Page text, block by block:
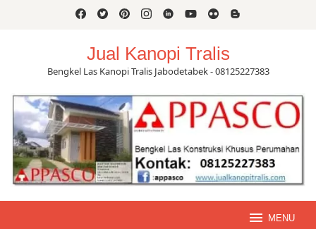
Jual Kanopi Tralis
Bengkel Las Kanopi Tralis Jabodetabek - 08125227383
MENU